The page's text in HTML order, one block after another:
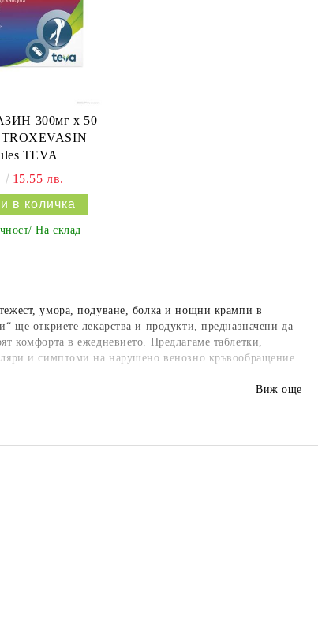
300мг х 50
TROXEVASIN
TEVA
15.55 лв.
На склад
умора, подуване, болка и нощни крампи в
ще откриете лекарства и продукти, предназначени да
комфорта в ежедневието. Предлагаме таблетки,
и симптоми на нарушено венозно кръвообращение
Виж още